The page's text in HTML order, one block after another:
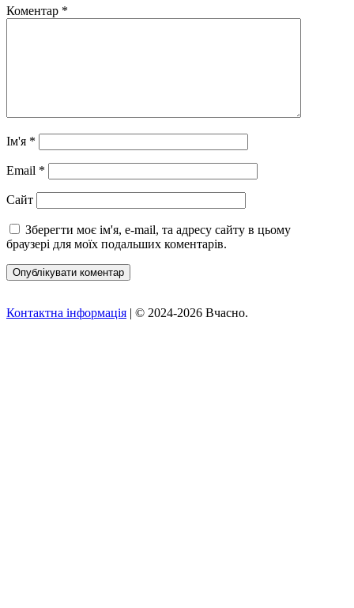
Коментар *
Ім'я *
Email *
Сайт
Зберегти моє ім'я, e-mail, та адресу сайту в цьому
браузері для моїх подальших коментарів.
Контактна інформація | © 2024-2026 Вчасно.